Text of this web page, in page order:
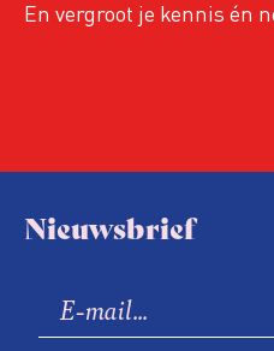
En vergroot je kennis én
Nieuwsbrief